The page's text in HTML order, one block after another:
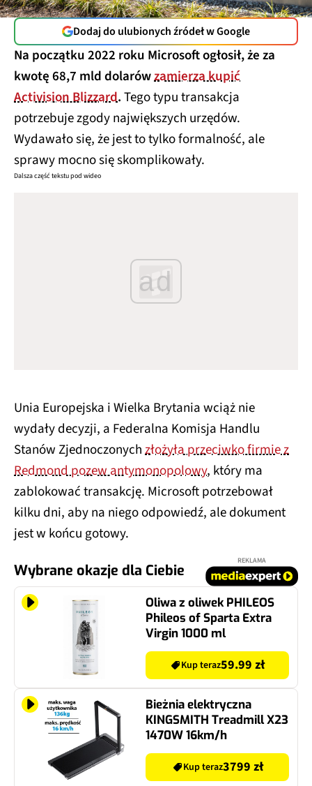
Dodaj do ulubionych źródeł w Google
Na początku 2022 roku Microsoft ogłosił, że za
kwotę 68,7 mld dolarówzamierza kupić
Activision Blizzard.Tego typu transakcja
potrzebuje zgody największych urzędów.
Wydawało się, że jest to tylko formalność, ale
sprawy mocno się skomplikowały.
Dalsza część tekstu pod wideo
ad
Unia Europejska i Wielka Brytania wciąż nie
wydały decyzji, a Federalna Komisja Handlu
Stanów Zjednoczonychzłożyła przeciwko firmie z
Redmond pozew antymonopolowy, który ma
zablokować transakcję. Microsoft potrzebował
kilku dni, aby na niego odpowiedź, ale dokument
jest w końcu gotowy.
Wybrane okazje dla Ciebie
REKLAMA
Oliwa z oliwek PHILEOS
Phileos of Sparta Extra
Virgin 1000 ml
Kup teraz59.99 zł
Bieżnia elektryczna
KINGSMITH Treadmill X23
1470W 16km/h
Kup teraz3799 zł